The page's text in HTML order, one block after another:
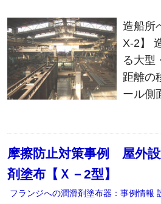
造船所
X-2】
る大型
距離の
ール側
摩擦防止対策事例 屋外
剤塗布【Ｘ－2型】
フランジへの潤滑剤塗布器：事例情報